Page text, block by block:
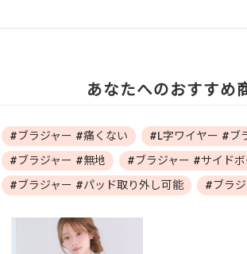
あなたへのおすすめ
#ブラジャー #痛くない
#L字ワイヤー #ブ
#ブラジャー #無地
#ブラジャー #サイドボ
#ブラジャー #パッド取り外し可能
#ブラ